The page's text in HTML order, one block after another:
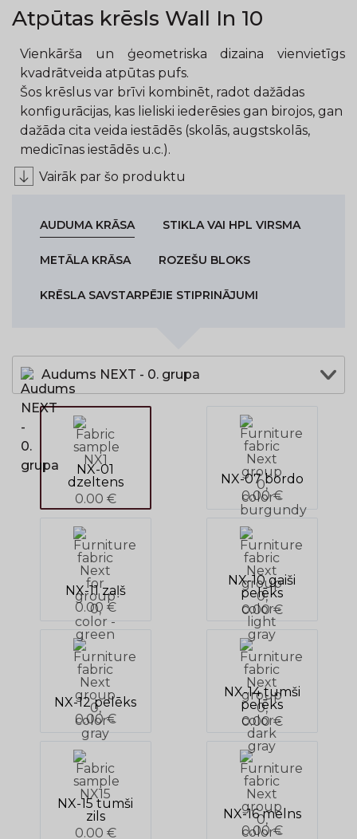
Atpūtas krēsls Wall In 10
Vienkārša un ģeometriska dizaina vienvietīgs
kvadrātveida atpūtas pufs.
Šos krēslus var brīvi kombinēt, radot dažādas
konfigurācijas, kas lieliski iederēsies gan birojos, gan
dažāda cita veida iestādēs (skolās, augstskolās,
medicīnas iestādēs u.c.).
Vairāk par šo produktu
AUDUMA KRĀSA STIKLA VAI HPL VIRSMA
METĀLA KRĀSA ROZEŠU BLOKS
KRĒSLA SAVSTARPĒJIE STIPRINĀJUMI
Audums NEXT - 0. grupa
NX-01
dzeltens
0.00 €
NX-07 bordo
0.00 €
NX-11 zaļš
0.00 €
NX-10 gaiši
pelēks
0.00 €
NX-12 pelēks
0.00 €
NX-14 tumši
pelēks
0.00 €
NX-15 tumši
zils
0.00 €
NX-16 melns
0.00 €